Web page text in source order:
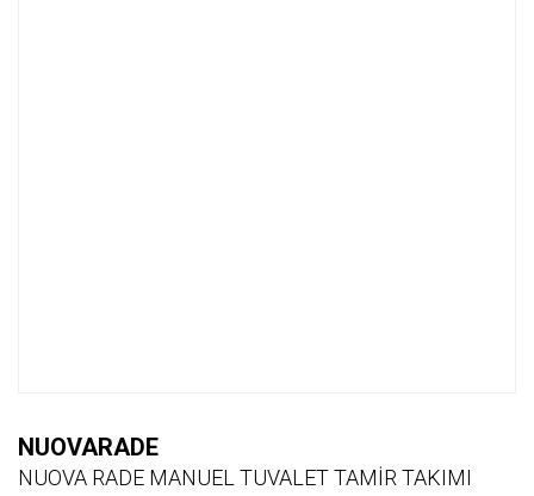
NUOVARADE
NUOVA RADE MANUEL TUVALET TAMİR TAKIMI